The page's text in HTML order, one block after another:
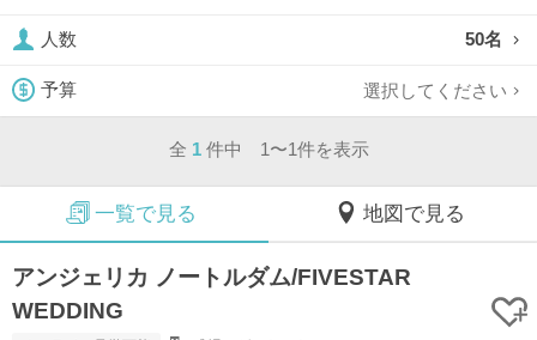
人数 50名
予算 選択してください
全 1 件中 1〜1件を表示
一覧で見る 地図で見る
アンジェリカ ノートルダム/FIVESTAR
WEDDING